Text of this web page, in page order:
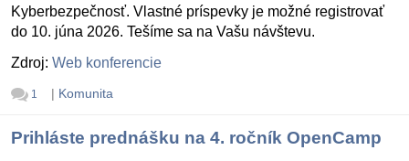
Kyberbezpečnosť. Vlastné príspevky je možné registrovať
do 10. júna 2026. Tešíme sa na Vašu návštevu.
Zdroj: Web konferencie
1 | Komunita
Prihláste prednášku na 4. ročník OpenCamp